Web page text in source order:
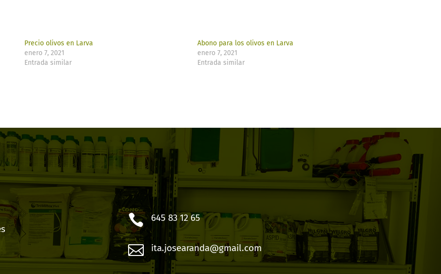
Precio olivos en Larva​
enero 7, 2021
Entrada similar
Abono para los olivos en Larva​
enero 7, 2021
Entrada similar
 645 83 12 65
 ita.josearanda@gmail.com